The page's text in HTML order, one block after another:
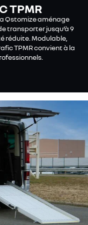
TPMR
Qstomize aménage
transporter jusqu’à 9
réduite. Modulable,
TPMR convient à la